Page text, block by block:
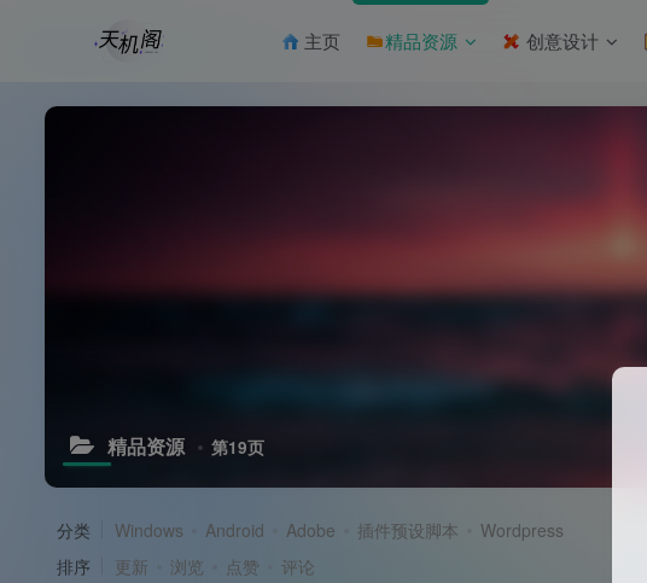
主页 精品资源 创意设计
精品资源 第19页
分类 Windows Android Adobe 插件预设脚本
Wordpress
排序
更新 浏览 点赞 评论